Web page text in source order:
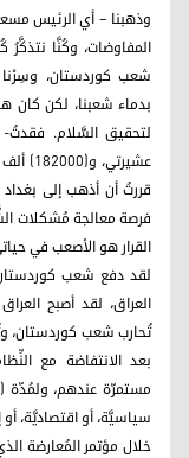
وذهبنا – أي الرئيس
المفاوضات، وكُنَّا نتذكَّرُ
شعب كوردستان، وسِرْنا
بدماء شعبنا، لكن كان
قررتُ أن أذهب إلى بغداد
فرصة معالجة مُشكلات
القرار هو الأصعب في
لقد دفع شعب
العراق، لقد أصبح
تُحارب شعب كوردستان،
بعد الانتفاضة مع
سياسيَّة، أو اقتصاديَّة، أو